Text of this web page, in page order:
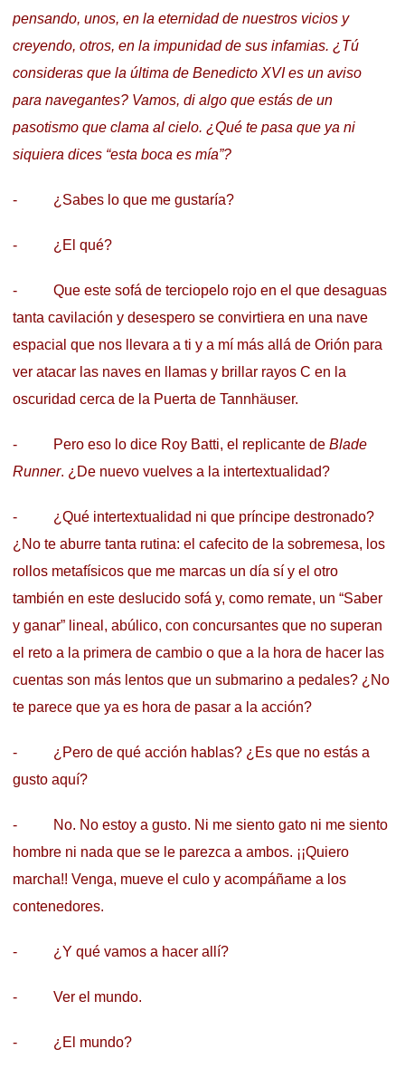
pensando, unos, en la eternidad de nuestros vicios y
creyendo, otros, en la impunidad de sus infamias. ¿Tú
consideras que la última de Benedicto XVI es un aviso
para navegantes? Vamos, di algo que estás de un
pasotismo que clama al cielo. ¿Qué te pasa que ya ni
siquiera dices “esta boca es mía”?
- ¿Sabes lo que me gustaría?
- ¿El qué?
- Que este sofá de terciopelo rojo en el que desaguas
tanta cavilación y desespero se convirtiera en una nave
espacial que nos llevara a ti y a mí más allá de Orión para
ver atacar las naves en llamas y brillar rayos C en la
oscuridad cerca de la Puerta de Tannhäuser.
- Pero eso lo dice Roy Batti, el replicante de Blade
Runner. ¿De nuevo vuelves a la intertextualidad?
- ¿Qué intertextualidad ni que príncipe destronado?
¿No te aburre tanta rutina: el cafecito de la sobremesa, los
rollos metafísicos que me marcas un día sí y el otro
también en este deslucido sofá y, como remate, un “Saber
y ganar” lineal, abúlico, con concursantes que no superan
el reto a la primera de cambio o que a la hora de hacer las
cuentas son más lentos que un submarino a pedales? ¿No
te parece que ya es hora de pasar a la acción?
- ¿Pero de qué acción hablas? ¿Es que no estás a
gusto aquí?
- No. No estoy a gusto. Ni me siento gato ni me siento
hombre ni nada que se le parezca a ambos. ¡¡Quiero
marcha!! Venga, mueve el culo y acompáñame a los
contenedores.
- ¿Y qué vamos a hacer allí?
- Ver el mundo.
- ¿El mundo?